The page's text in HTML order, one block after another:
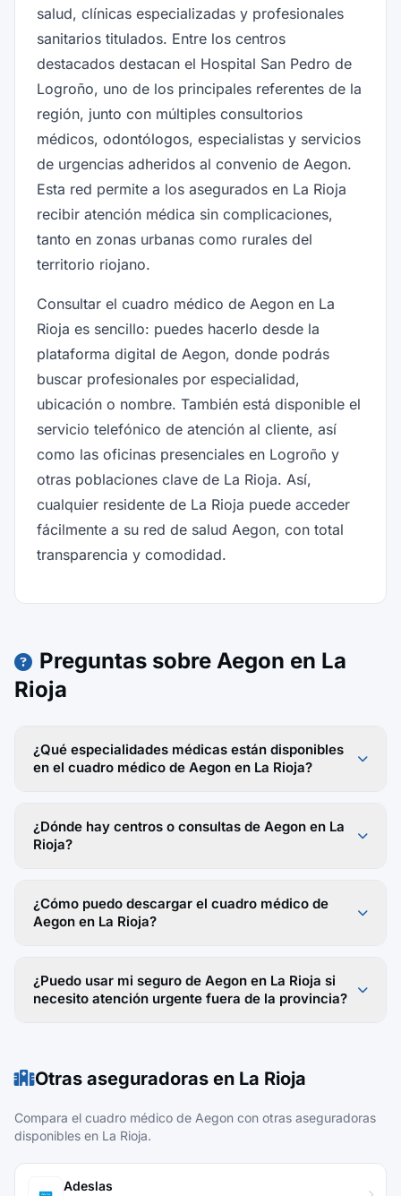
salud, clínicas especializadas y profesionales
sanitarios titulados. Entre los centros
destacados destacan el Hospital San Pedro de
Logroño, uno de los principales referentes de la
región, junto con múltiples consultorios
médicos, odontólogos, especialistas y servicios
de urgencias adheridos al convenio de Aegon.
Esta red permite a los asegurados en La Rioja
recibir atención médica sin complicaciones,
tanto en zonas urbanas como rurales del
territorio riojano.
Consultar el cuadro médico de Aegon en La
Rioja es sencillo: puedes hacerlo desde la
plataforma digital de Aegon, donde podrás
buscar profesionales por especialidad,
ubicación o nombre. También está disponible el
servicio telefónico de atención al cliente, así
como las oficinas presenciales en Logroño y
otras poblaciones clave de La Rioja. Así,
cualquier residente de La Rioja puede acceder
fácilmente a su red de salud Aegon, con total
transparencia y comodidad.
Preguntas sobre Aegon en La
Rioja
¿Qué especialidades médicas están disponibles
en el cuadro médico de Aegon en La Rioja?
¿Dónde hay centros o consultas de Aegon en La
Rioja?
¿Cómo puedo descargar el cuadro médico de
Aegon en La Rioja?
¿Puedo usar mi seguro de Aegon en La Rioja si
necesito atención urgente fuera de la provincia?
Otras aseguradoras en La Rioja
Compara el cuadro médico de Aegon con otras aseguradoras
disponibles en La Rioja.
Adeslas